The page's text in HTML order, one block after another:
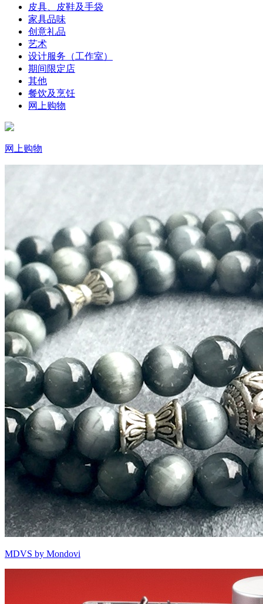
皮具、皮鞋及手袋
家具品味
创意礼品
艺术
设计服务（工作室）
期间限定店
其他
餐饮及烹饪
网上购物
网上购物
MDVS by Mondovi